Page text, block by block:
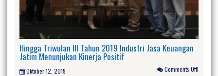
Hingga Triwulan III Tahun 2019 Industri Jasa Keuangan
Jatim Menunjukan Kinerja Positif
Oktober 12, 2019 Comments Off!